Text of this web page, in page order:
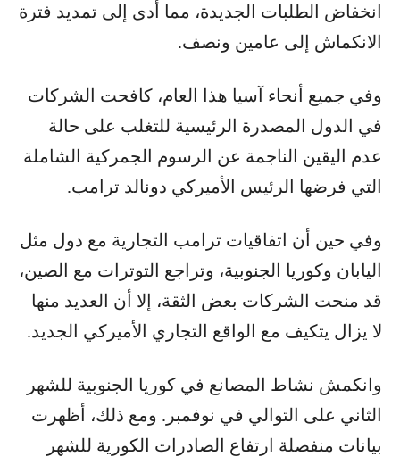
انخفاض الطلبات الجديدة، مما أدى إلى تمديد فترة
الانكماش إلى عامين ونصف.
وفي جميع أنحاء آسيا هذا العام، كافحت الشركات
في الدول المصدرة الرئيسية للتغلب على حالة
عدم اليقين الناجمة عن الرسوم الجمركية الشاملة
التي فرضها الرئيس الأميركي دونالد ترامب.
وفي حين أن اتفاقيات ترامب التجارية مع دول مثل
اليابان وكوريا الجنوبية، وتراجع التوترات مع الصين،
قد منحت الشركات بعض الثقة، إلا أن العديد منها
لا يزال يتكيف مع الواقع التجاري الأميركي الجديد.
وانكمش نشاط المصانع في كوريا الجنوبية للشهر
الثاني على التوالي في نوفمبر. ومع ذلك، أظهرت
بيانات منفصلة ارتفاع الصادرات الكورية للشهر